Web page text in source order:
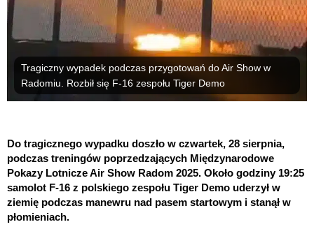
Tragiczny wypadek podczas przygotowań do Air Show w
Radomiu. Rozbił się F-16 zespołu Tiger Demo
Do tragicznego wypadku doszło w czwartek, 28 sierpnia,
podczas treningów poprzedzających Międzynarodowe
Pokazy Lotnicze Air Show Radom 2025. Około godziny 19:25
samolot F-16 z polskiego zespołu Tiger Demo uderzył w
ziemię podczas manewru nad pasem startowym i stanął w
płomieniach.